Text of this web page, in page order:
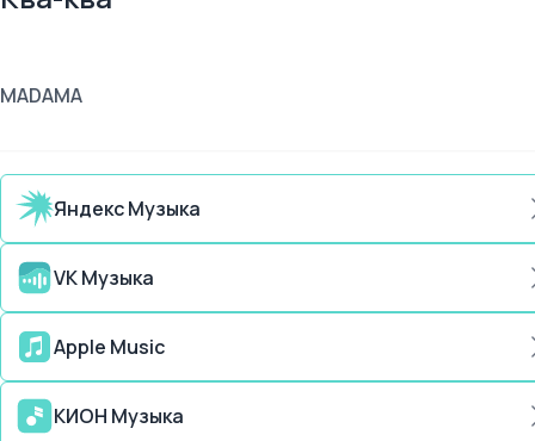
MADAMA
Яндекс Музыка
VK Музыка
Apple Music
КИОН Музыка